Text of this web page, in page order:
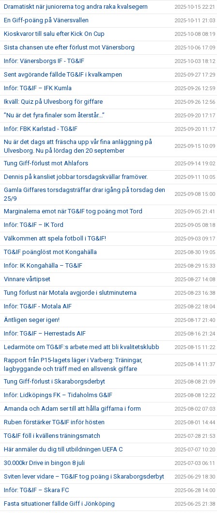
Dramatiskt när juniorerna tog andra raka kvalsegern 2025-10-15 22:21
En Giff-poäng på Vänersvallen 2025-10-11 21:03
Kioskvaror till salu efter Kick On Cup 2025-10-08 08:19
Sista chansen ute efter förlust mot Vänersborg 2025-10-06 17:09
Inför: Vänersborgs IF - TG&IF 2025-10-03 18:12
Sent avgörande fällde TG&IF i kvalkampen 2025-09-27 17:29
Inför: TG&IF – IFK Kumla 2025-09-26 12:59
Ikväll: Quiz på Ulvesborg för giffare 2025-09-26 12:56
”Nu är det fyra finaler som återstår...” 2025-09-20 17:17
Inför: FBK Karlstad - TG&IF 2025-09-20 11:17
Nu är det dags att fräscha upp vår fina anläggning på
Ulvesborg. Nu på lördag den 20 september
2025-09-15 10:09
Tung Giff-förlust mot Ahlafors 2025-09-14 19:02
Dennis på kansliet jobbar torsdagskvällar framöver. 2025-09-11 10:05
Gamla Giffares torsdagsträffar drar igång på torsdag den
25/9
2025-09-08 15:00
Marginalerna emot när TG&IF tog poäng mot Tord 2025-09-05 21:41
Inför: TG&IF – IK Tord 2025-09-05 08:18
Välkommen att spela fotboll i TG&IF! 2025-09-03 09:17
TG&IF poänglöst mot Kongahälla 2025-08-30 19:05
Inför: IK Kongahälla – TG&IF 2025-08-29 15:33
Vinnare vårtipset 2025-08-27 14:08
Tung förlust när Motala avgjorde i slutminuterna 2025-08-23 16:38
Inför: TG&IF - Motala AIF 2025-08-22 18:04
Äntligen seger igen! 2025-08-17 21:40
Inför: TG&IF – Herrestads AIF 2025-08-16 21:24
Ledarmöte om TG&IF:s arbete med att bli kvalitetsklubb 2025-08-15 11:22
Rapport från P15-lagets läger i Varberg: Träningar,
lagbyggande och träff med en allsvensk giffare
2025-08-14 11:37
Tung Giff-förlust i Skaraborgsderbyt 2025-08-08 21:09
Inför: Lidköpings FK – Tidaholms G&IF 2025-08-08 12:22
Amanda och Adam ser till att hålla giffarna i form 2025-08-02 07:03
Ruben förstärker TG&IF inför hösten 2025-08-01 14:44
TG&IF föll i kvällens träningsmatch 2025-07-28 21:53
Här anmäler du dig till utbildningen UEFA C 2025-07-07 10:20
30.000kr Drive in bingon 8 juli 2025-07-03 06:11
Sviten lever vidare – TG&IF tog poäng i Skaraborgsderbyt 2025-06-29 18:30
Inför: TG&IF – Skara FC 2025-06-28 14:00
Fasta situationer fällde Giff i Jönköping 2025-06-25 21:38